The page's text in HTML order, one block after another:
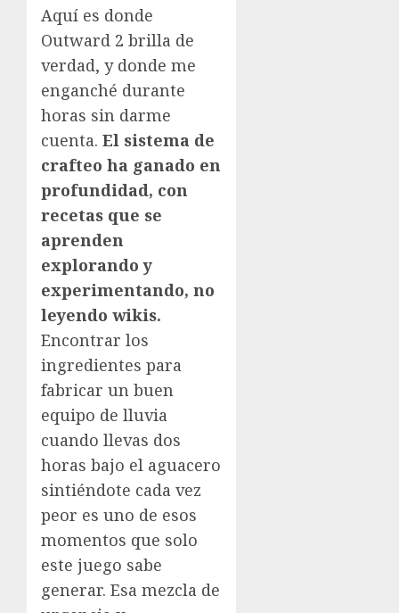
Aquí es donde
Outward 2 brilla de
verdad, y donde me
enganché durante
horas sin darme
cuenta. El sistema de
crafteo ha ganado en
profundidad, con
recetas que se
aprenden
explorando y
experimentando, no
leyendo wikis.
Encontrar los
ingredientes para
fabricar un buen
equipo de lluvia
cuando llevas dos
horas bajo el aguacero
sintiéndote cada vez
peor es uno de esos
momentos que solo
este juego sabe
generar. Esa mezcla de